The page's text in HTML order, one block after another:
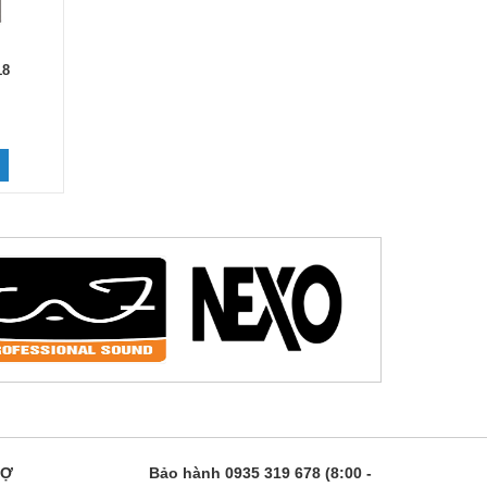
Bảo hành 0935 319 678 (8:00 -